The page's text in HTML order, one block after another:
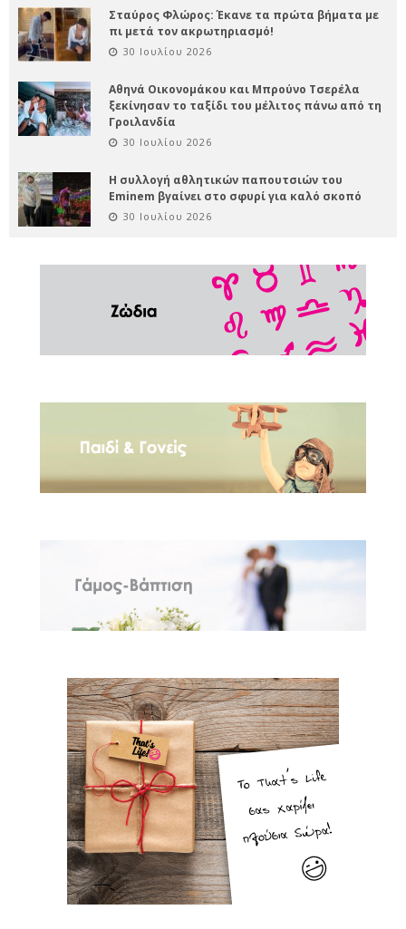
Σταύρος Φλώρος: Έκανε τα πρώτα βήματα με
πι μετά τον ακρωτηριασμό!
30 Ιουλίου 2026
Αθηνά Οικονομάκου και Μπρούνο Τσερέλα
ξεκίνησαν το ταξίδι του μέλιτος πάνω από τη
Γροιλανδία
30 Ιουλίου 2026
Η συλλογή αθλητικών παπουτσιών του
Eminem βγαίνει στο σφυρί για καλό σκοπό
30 Ιουλίου 2026